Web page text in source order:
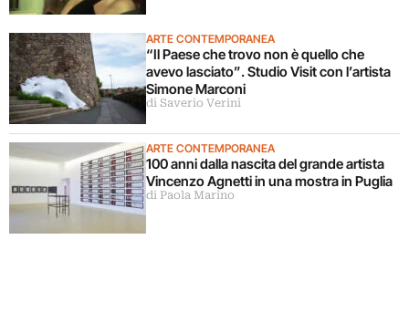
ARTE CONTEMPORANEA
“Il Paese che trovo non è quello che
avevo lasciato”. Studio Visit con l’artista
Simone Marconi
di Saverio Verini
ARTE CONTEMPORANEA
100 anni dalla nascita del grande artista
Vincenzo Agnetti in una mostra in Puglia
di Paola Marino